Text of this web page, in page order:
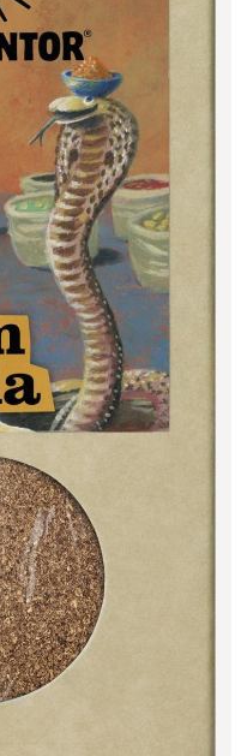
Detail
Detail
Detail
Detail
Detail